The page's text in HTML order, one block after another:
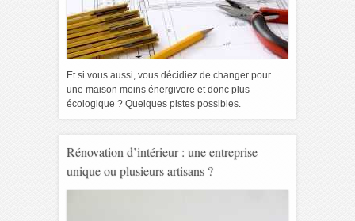
Et si vous aussi, vous décidiez de changer pour
une maison moins énergivore et donc plus
écologique ? Quelques pistes possibles.
Rénovation d’intérieur : une entreprise
unique ou plusieurs artisans ?